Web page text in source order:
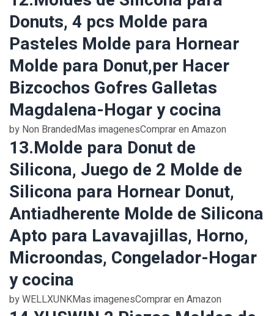
Donuts, 4 pcs Molde para
Pasteles Molde para Hornear
Molde para Donut,per Hacer
Bizcochos Gofres Galletas
Magdalena-Hogar y cocina
by Non BrandedMas imagenesComprar en Amazon
13.Molde para Donut de
Silicona, Juego de 2 Molde de
Silicona para Hornear Donut,
Antiadherente Molde de Silicona
Apto para Lavavajillas, Horno,
Microondas, Congelador-Hogar
y cocina
by WELLXUNKMas imagenesComprar en Amazon